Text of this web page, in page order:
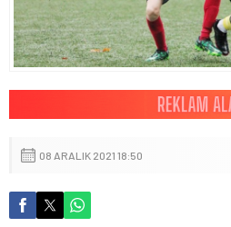
08 ARALIK 2021 18:50